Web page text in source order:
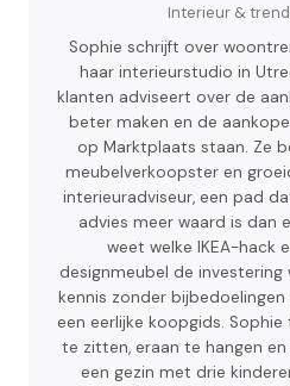
Interieur &
Sophie schrijft over
haar interieurstudio in
klanten adviseert over de
beter maken en de
op Marktplaats staan. Ze
meubelverkoopster en
interieuradviseur, een pad
advies meer waard is dan
weet welke IKEA-hack
designmeubel de investering
kennis zonder
een eerlijke koopgids.
te zitten, eraan te hangen
een gezin met drie